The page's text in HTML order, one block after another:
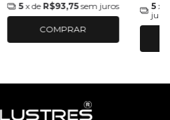
5 x de R$93,75 sem juros
COMPRAR
5 x